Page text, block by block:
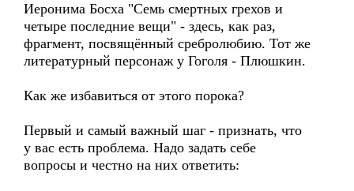
Иеронима Босха "Семь смертных грехов и
четыре последние вещи" - здесь, как раз,
фрагмент, посвящённый сребролюбию. Тот же
литературный персонаж у Гоголя - Плюшкин.
Как же избавиться от этого порока?
Первый и самый важный шаг - признать, что
у вас есть проблема. Надо задать себе
вопросы и честно на них ответить: